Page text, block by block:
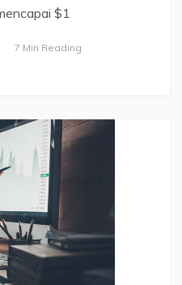
$1
7 Min Reading